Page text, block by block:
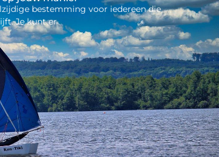
bestemming voor iedereen die
Je kunt er